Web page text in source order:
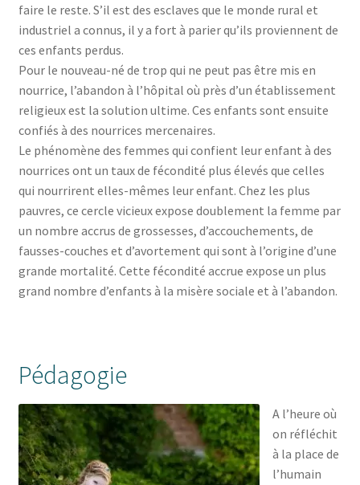
faire le reste. S’il est des esclaves que le monde rural et
industriel a connus, il y a fort à parier qu’ils proviennent de
ces enfants perdus.
Pour le nouveau-né de trop qui ne peut pas être mis en
nourrice, l’abandon à l’hôpital où près d’un établissement
religieux est la solution ultime. Ces enfants sont ensuite
confiés à des nourrices mercenaires.
Le phénomène des femmes qui confient leur enfant à des
nourrices ont un taux de fécondité plus élevés que celles
qui nourrirent elles-mêmes leur enfant. Chez les plus
pauvres, ce cercle vicieux expose doublement la femme par
un nombre accrus de grossesses, d’accouchements, de
fausses-couches et d’avortement qui sont à l’origine d’une
grande mortalité. Cette fécondité accrue expose un plus
grand nombre d’enfants à la misère sociale et à l’abandon.
Pédagogie
A l’heure où
on réfléchit
à la place de
l’humain